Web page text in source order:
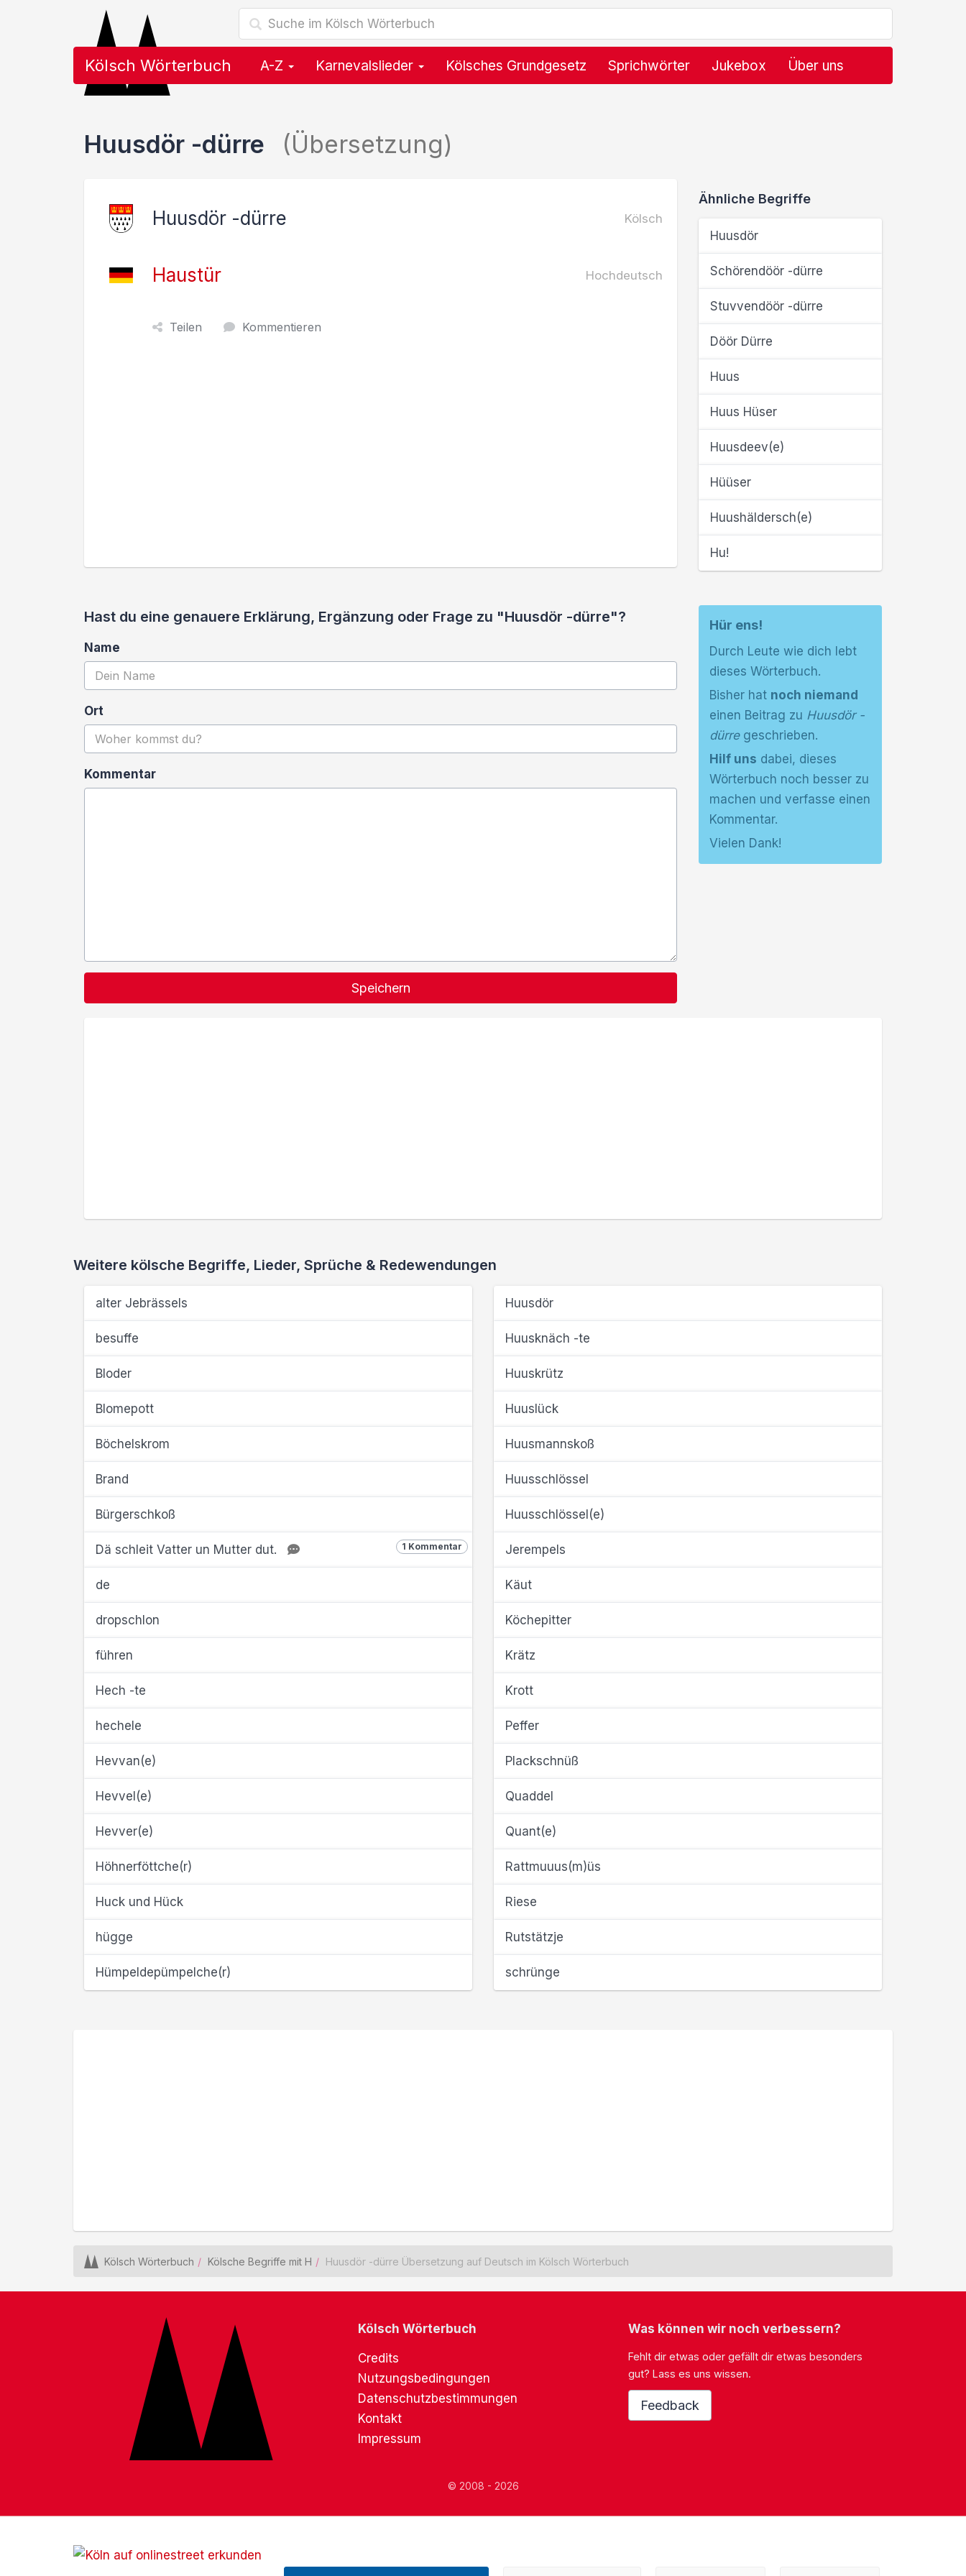
Kölsch Wörterbuch A-Z Karnevalslieder Kölsches Grundgesetz Sprichwörter Jukebox Über uns
Huusdör -dürre (Übersetzung)
Huusdör -dürre Kölsch
Haustür Hochdeutsch
Teilen Kommentieren
Ähnliche Begriffe
Huusdör
Schörendöör -dürre
Stuvvendöör -dürre
Döör Dürre
Huus
Huus Hüser
Huusdeev(e)
Hüüser
Huushäldersch(e)
Hu!
Hast du eine genauere Erklärung, Ergänzung oder Frage zu "Huusdör -dürre"?
Name
Ort
Kommentar
Speichern
Hür ens!
Durch Leute wie dich lebt
dieses Wörterbuch.
Bisher hat noch niemand
einen Beitrag zu Huusdör -
dürregeschrieben.
Hilf uns dabei, dieses
Wörterbuch noch besser zu
machen und verfasse einen
Kommentar.
Vielen Dank!
Weitere kölsche Begriffe, Lieder, Sprüche & Redewendungen
alter Jebrässels
besuffe
Bloder
Blomepott
Böchelskrom
Brand
Bürgerschkoß
1 Kommentar
Dä schleit Vatter un Mutter dut.
de
dropschlon
führen
Hech -te
hechele
Hevvan(e)
Hevvel(e)
Hevver(e)
Höhnerföttche(r)
Huck und Hück
hügge
Hümpeldepümpelche(r)
Huusdör
Huusknäch -te
Huuskrütz
Huuslück
Huusmannskoß
Huusschlössel
Huusschlössel(e)
Jerempels
Käut
Köchepitter
Krätz
Krott
Peffer
Plackschnüß
Quaddel
Quant(e)
Rattmuuus(m)üs
Riese
Rutstätzje
schrünge
Kölsch Wörterbuch Kölsche Begriffe mit H Huusdör -dürre Übersetzung auf Deutsch im Kölsch Wörterbuch
Kölsch Wörterbuch
Credits
Nutzungsbedingungen
Datenschutzbestimmungen
Kontakt
Impressum
Was können wir noch verbessern?
Fehlt dir etwas oder gefällt dir etwas besonders
gut? Lass es uns wissen.
Feedback
© 2008 - 2026